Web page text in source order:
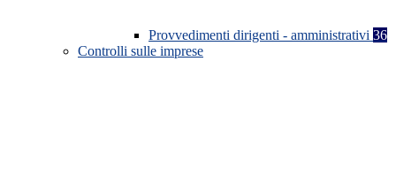
Provvedimenti dirigenti - amministrativi 36
Controlli sulle imprese